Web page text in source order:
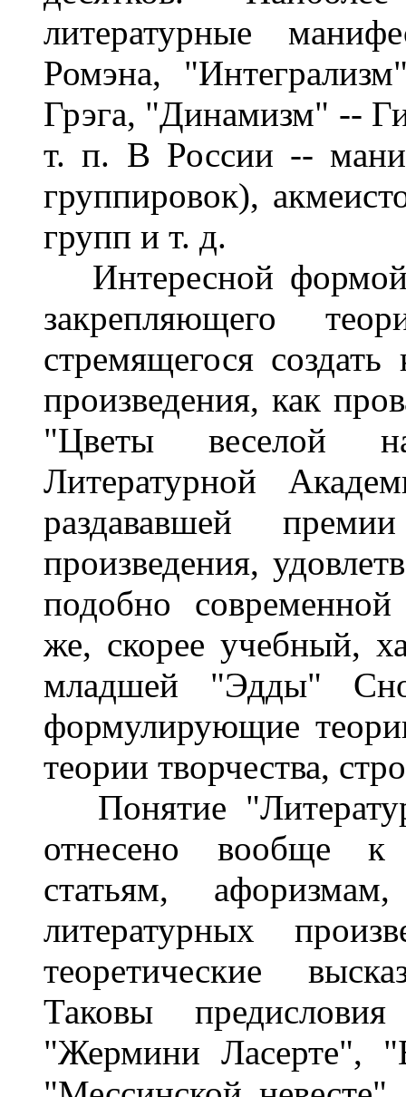
литературные
Ромэна,
Грэга, "Динамизм" --
т. п. В России --
группировок),
групп и т. д.
Интересной формой
закрепляющего
стремящегося
произведения, как
"Цветы веселой
Литературной
раздававшей
произведения,
подобно
же, скорее учебный,
младшей "Эдды"
формулирующие
теории творчества,
Понятие
отнесено вообще к
статьям,
литературных
теоретические
Таковы
"Жермини Ласерте",